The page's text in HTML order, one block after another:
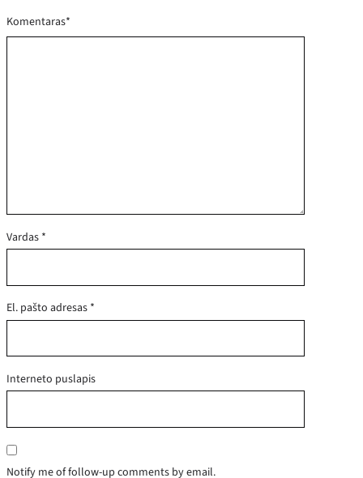
Komentaras*
Vardas *
El. pašto adresas *
Interneto puslapis
Notify me of follow-up comments by email.